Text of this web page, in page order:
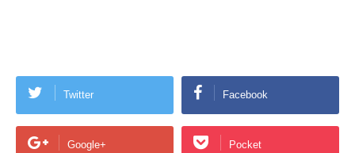
Twitter Facebook
Google+ Pocket